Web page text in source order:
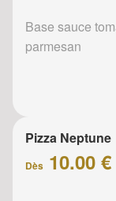
Base sauce
parmesan
Pizza Neptune
Dès 10.00 €